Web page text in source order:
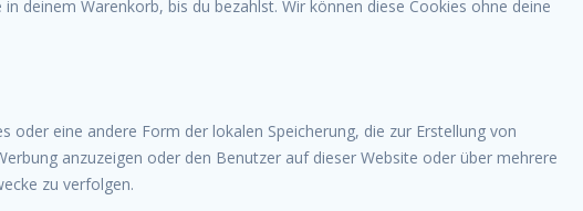
deinem Warenkorb, bis du bezahlst. Wir können diese Cookies ohne deine
oder eine andere Form der lokalen Speicherung, die zur Erstellung von
anzuzeigen oder den Benutzer auf dieser Website oder über mehrere
zu verfolgen.